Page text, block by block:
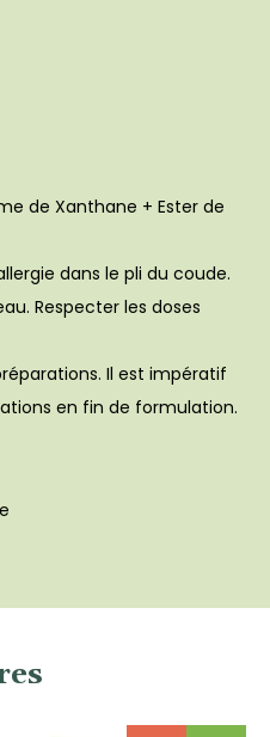
de Xanthane + Ester de
dans le pli du coude.
Respecter les doses
Il est impératif
en fin de formulation.